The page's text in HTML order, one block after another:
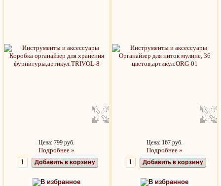
Цена: 799 руб.
Подробнее »
Добавить в корзину
В избранное
Цена: 167 руб.
Подробнее »
Добавить в корзину
В избранное